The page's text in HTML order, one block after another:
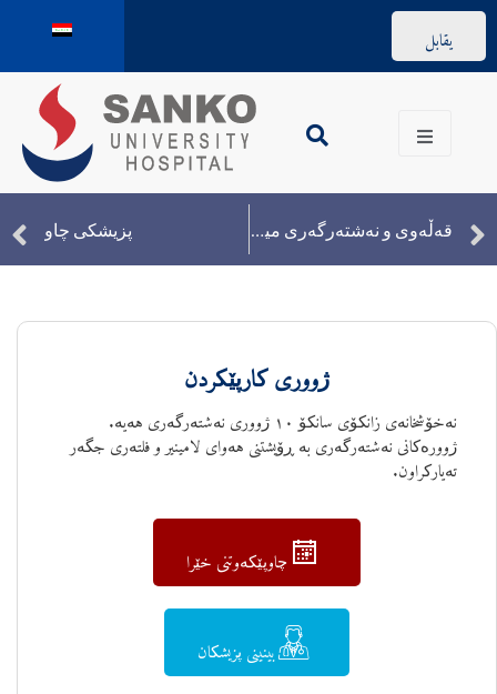
يقابل
پزیشکی چاو
ژووری کارپێکردن
نەخۆشخانەی زانکۆی سانکۆ ١٠ ژووری نەشتەرگەری هەیە.
ژوورەکانی نەشتەرگەری بە ڕۆیشتنی هەوای لامینیر و فلتەری جگەر
تەیارکراون.
چاوپێکەوتنی خێرا
بینینی پزیشکان